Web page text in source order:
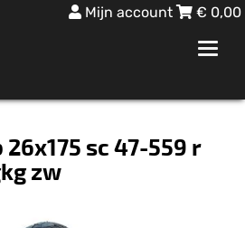
Mijn account € 0,00
sc 47-559 r
zw